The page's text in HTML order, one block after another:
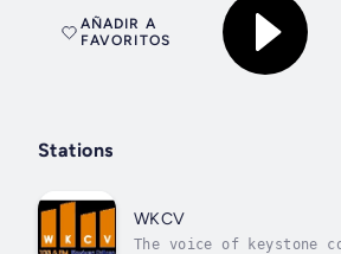
AÑADIR A
FAVORITOS
Stations
WKCV
The voice of keystone